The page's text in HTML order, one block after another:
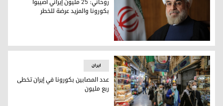
روحاني: 25 مليون إيراني أصيبوا بكورونا والمزيد عرضة للخطر
بكورونا والمزيد عرضة للخطر
ایران
عدد المصابين بكورونا في إيران تخطى
ربع مليون